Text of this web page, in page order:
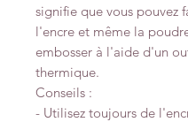
signifie que vous pouvez
l'encre et même la
embosser à l'aide d'un
thermique.
Conseils :
- Utilisez toujours de